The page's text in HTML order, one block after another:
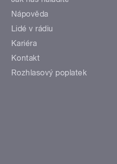
Nápověda
Lidé v rádiu
Kariéra
Kontakt
Rozhlasový poplatek